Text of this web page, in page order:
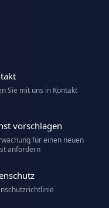
Sie mit uns in Kontakt
vorschlagen
für einen neuen
anfordern